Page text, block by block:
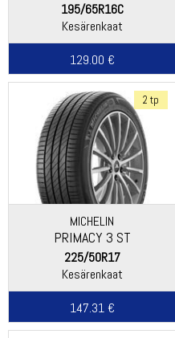
195/65R16C
Kesärenkaat
129.00 €
2 tp
MICHELIN
PRIMACY 3 ST
225/50R17
Kesärenkaat
147.31 €